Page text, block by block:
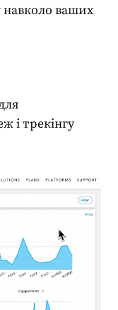
навколо ваших
і трекінгу